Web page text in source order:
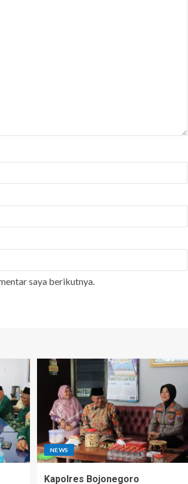
saya berikutnya.
NEWS
Kapolres Bojonegoro